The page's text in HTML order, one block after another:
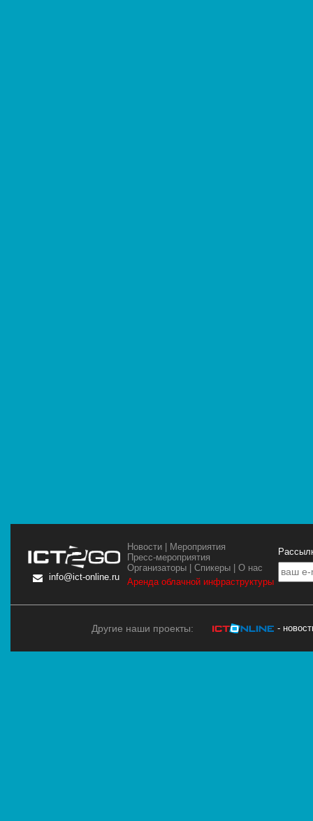
info@ict-online.ru
Новости | Мероприятия
Пресс-мероприятия
Организаторы |Спикеры |О нас
Аренда облачной инфраструктуры
Другие наши проекты: -